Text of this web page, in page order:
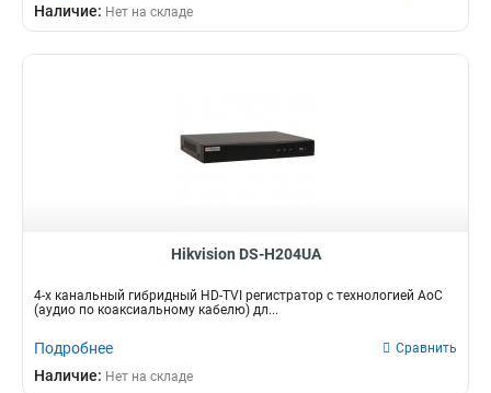
Наличие: Нет на складе
Hikvision DS-H204UA
4-х канальный гибридный HD-TVI регистратор c технологией AoC
(аудио по коаксиальному кабелю) дл...
Подробнее Сравнить
Наличие: Нет на складе